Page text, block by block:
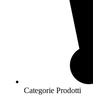
Categorie Prodotti